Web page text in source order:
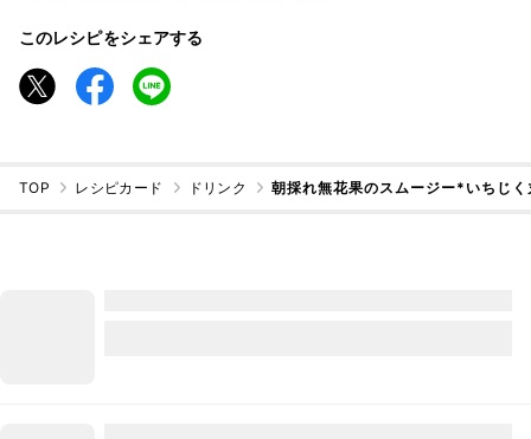
このレシピをシェアする
TOP レシピカード ドリンク 朝採れ無花果のスムージー*いちじく